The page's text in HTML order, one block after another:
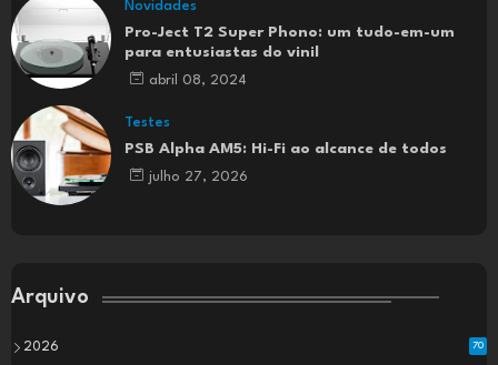
Novidades
Pro-Ject T2 Super Phono: um tudo-em-um
para entusiastas do vinil
abril 08, 2024
Testes
PSB Alpha AM5: Hi-Fi ao alcance de todos
julho 27, 2026
Arquivo
2026 70